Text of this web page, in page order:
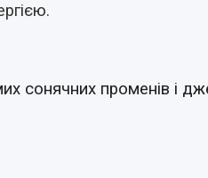
сонячних променів і